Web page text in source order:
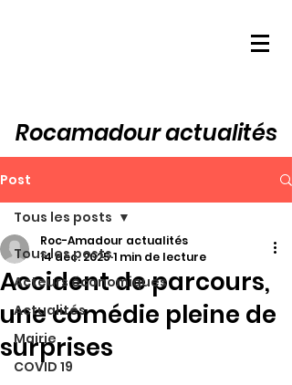
Rocamadour actualités
Post
Tous les posts
Acteurs économiques
Actualités
Mairie
COVID 19
Tous les posts
Accident de parcours,
une comédie pleine de
surprises
Roc-Amadour actualités
14 déc. 20251 min de lecture